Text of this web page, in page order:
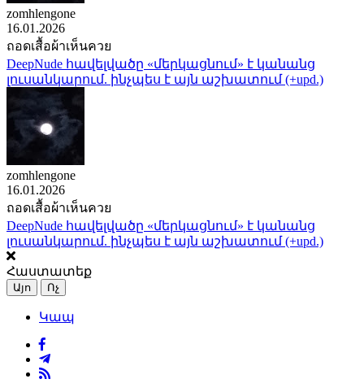
zomhlengone
16.01.2026
ถอดเสื้อผ้าเห็นควย
DeepNude հավելվածը «մերկացնում» է կանանց
լուսանկարում. ինչպես է այն աշխատում (+upd.)
zomhlengone
16.01.2026
ถอดเสื้อผ้าเห็นควย
DeepNude հավելվածը «մերկացնում» է կանանց
լուսանկարում. ինչպես է այն աշխատում (+upd.)
Հաստատեք
Այո Ոչ
Կապ